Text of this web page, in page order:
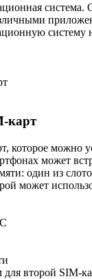
систему
карт
которое можно
может
один из
может
для второй SIM-